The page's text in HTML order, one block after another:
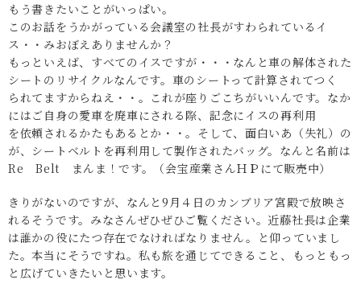
もう書きたいことがいっぱい。
このお話をうかがっている会議室の社長がすわられているイ
ス・・みおぼえありませんか？
もっといえば、すべてのイスですが・・・なんと車の解体された
シートのリサイクルなんです。車のシートって計算されてつく
られてますからねえ・・。これが座りごこちがいいんです。なか
にはご自身の愛車を廃車にされる際、記念にイスの再利用
を依頼されるかたもあるとか・・。そして、面白いあ（失礼）の
が、シートベルトを再利用して製作されたバッグ。なんと名前は
Re Belt まんま！です。（会宝産業さんＨＰにて販売中）
きりがないのですが、なんと9月４日のカンブリア宮殿で放映さ
れるそうです。みなさんぜひぜひご覧ください。近藤社長は企業
は誰かの役にたつ存在でなければなりません。と仰っていまし
た。本当にそうですね。私も旅を通じてできること、もっともっ
と広げていきたいと思います。